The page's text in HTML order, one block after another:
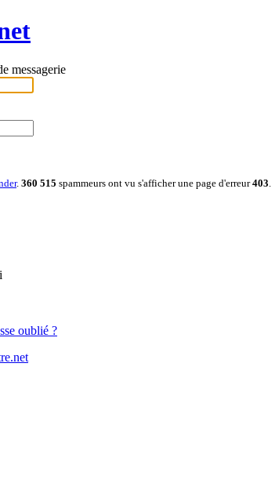
messagerie
. 360 515 spammeurs ont vu s'afficher une page d'erreur403
oublié ?